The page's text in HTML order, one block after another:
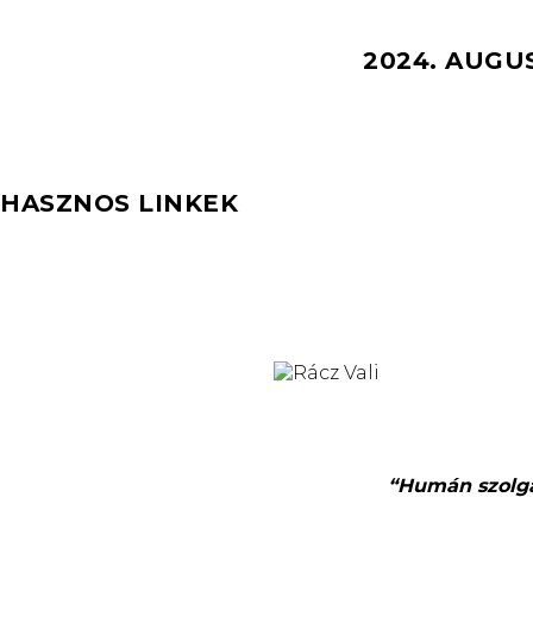
2024.
HASZNOS LINKEK
“Humán